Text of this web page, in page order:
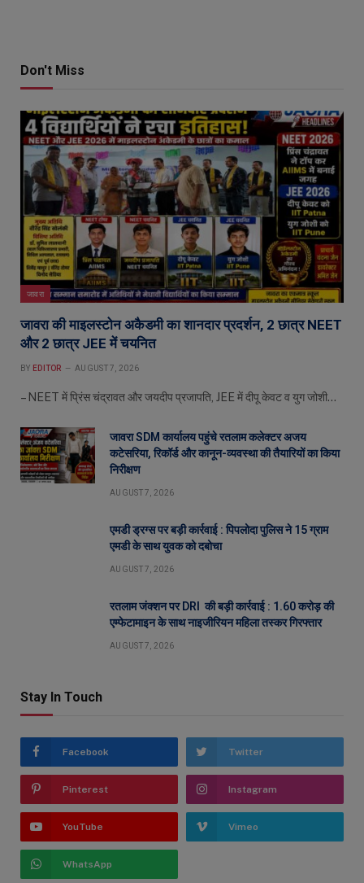
Don't Miss
जावरा
जावरा की माइलस्टोन अकैडमी का शानदार प्रदर्शन, 2 छात्र NEET
और 2 छात्र JEE में चयनित
BY EDITOR AUGUST 7, 2026
– NEET में प्रिंस चंद्रावत और जयदीप प्रजापति, JEE में दीपू केवट व युग जोशी…
जावरा SDM कार्यालय पहुंचे रतलाम कलेक्टर अजय
कटेसरिया, रिकॉर्ड और कानून-व्यवस्था की तैयारियों का किया
निरीक्षण
AUGUST 7, 2026
एमडी ड्रग्स पर बड़ी कार्रवाई : पिपलोदा पुलिस ने 15 ग्राम
एमडी के साथ युवक को दबोचा
AUGUST 7, 2026
रतलाम जंक्शन पर DRI की बड़ी कार्रवाई : 1.60 करोड़ की
एम्फेटामाइन के साथ नाइजीरियन महिला तस्कर गिरफ्तार
AUGUST 7, 2026
Stay In Touch
Facebook Twitter
Pinterest Instagram
YouTube Vimeo
WhatsApp